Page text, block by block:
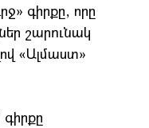
գիրքը, որը
շարունակ
«Ալմաստ»